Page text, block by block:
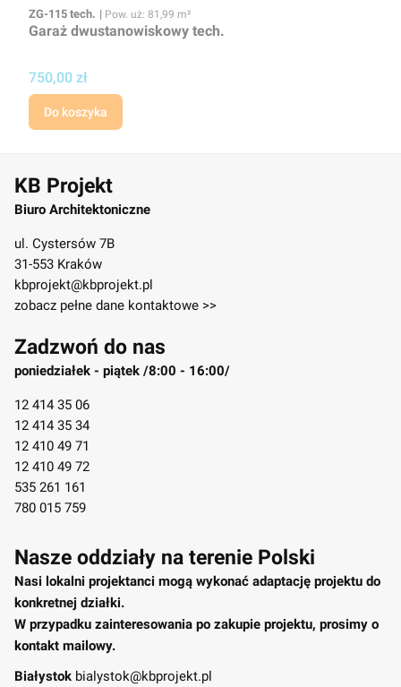
Kod
ZG-115 tech. Powierzchnia użytkowa
Pow. uż: 81,99 m²
Garaż dwustanowiskowy tech.
Cena projektu
750,00 zł
Do koszyka
KB Projekt
Biuro Architektoniczne
ul. Cystersów 7B
31-553 Kraków
kbprojekt@kbprojekt.pl
zobacz pełne dane kontaktowe >>
Zadzwoń do nas
poniedziałek - piątek /8:00 - 16:00/
12 414 35 06
12 414 35 34
12 410 49 71
12 410 49 72
535 261 161
780 015 759
Nasze oddziały na terenie Polski
Nasi lokalni projektanci mogą wykonać adaptację projektu do
konkretnej działki.
W przypadku zainteresowania po zakupie projektu, prosimy o
kontakt mailowy.
Białystok bialystok@kbprojekt.pl